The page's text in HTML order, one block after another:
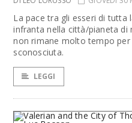
La pace tra gli esseri di tutta
infranta nella città/pianeta di
non rimane molto tempo
sconosciuta.
LEGGI